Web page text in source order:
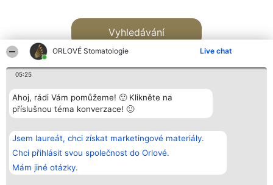
ORLOVÉ Stomatologie Live chat
05:25
Ahoj, rádi Vám pomůžeme! 🙂 Klikněte na
příslušnou téma konverzace! 🙂
Jsem laureát, chci získat marketingové materiály.
Chci přihlásit svou společnost do Orlové.
Mám jiné otázky.
Vyhledávání
Bright Side Solutions sp. z o.
o. sp. k.
ul. Ruska 22
Wrocław 50-079
KRS 0000749100 | Regon
381313360 | NIP 8943132676
Vítězové
Seznam všech
laureátů
Zásady
Zásady
Kontakt